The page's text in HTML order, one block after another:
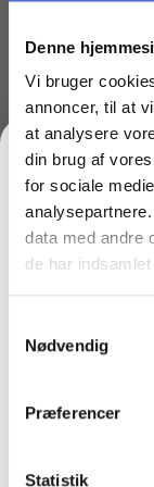
Denne
Vi bruger
annoncer, til at
at analysere
din brug af
for sociale
data med andre
de har
Nødvendig
Præferencer
Statistik
børn og
Fordele ved
Stabil og
Effektiv
Perfekt
Kompatibilitet:
passe optimalt
Air-serien er et
hverken kvalitet
FÅ